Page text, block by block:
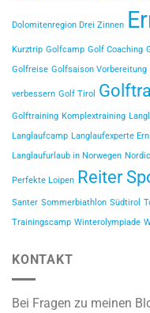
Dolomitenregion Drei Zinnen
Kurztrip Golfcamp Golf Coaching
Golfreise Golfsaison Vorbereitung
verbessern Golf Tirol
Golftraining Komplextraining
Langlaufcamp Langlaufexperte
Langlaufurlaub in Norwegen
Perfekte Loipen Reiter
Santer Sommerbiathlon Südtirol
Trainingscamp Winterolympiade
KONTAKT
Bei Fragen zu meinen